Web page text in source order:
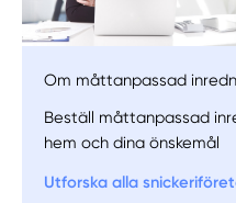
Om måttanpassad
Beställ måttanpassad
hem och dina önskemål
Utforska alla